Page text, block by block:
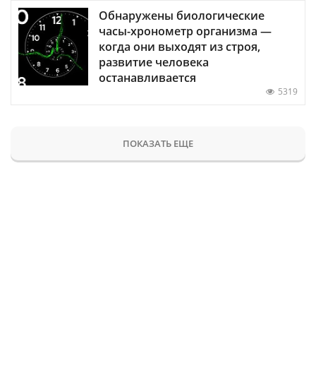
Обнаружены биологические
часы-хронометр организма —
когда они выходят из строя,
развитие человека
останавливается
5319
ПОКАЗАТЬ ЕЩЕ